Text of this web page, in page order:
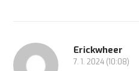
Erickwheer
7. 1. 2024 (10:08)